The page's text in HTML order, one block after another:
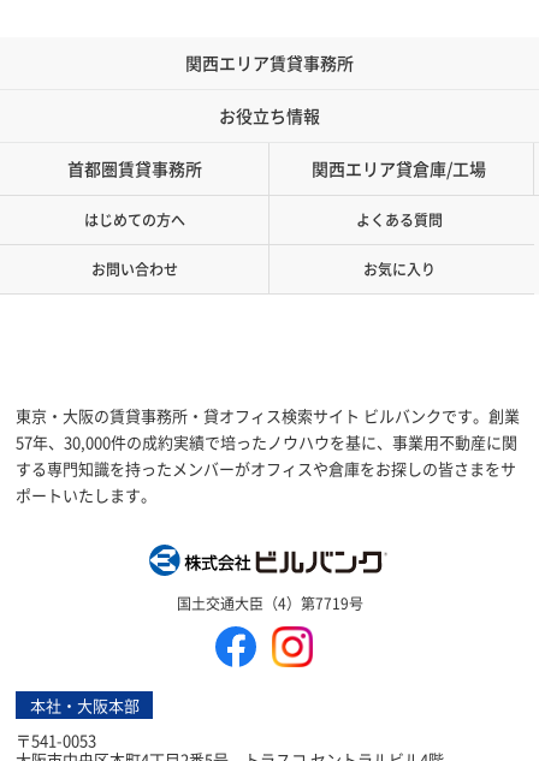
関西エリア賃貸事務所
お役立ち情報
首都圏賃貸事務所 関西エリア貸倉庫/工場
はじめての方へ よくある質問
お問い合わせ お気に入り
東京・大阪の賃貸事務所・貸オフィス検索サイト ビルバンクです。創業
57年、30,000件の成約実績で培ったノウハウを基に、事業用不動産に関
する専門知識を持ったメンバーがオフィスや倉庫をお探しの皆さまをサ
ポートいたします。
国土交通大臣（4）第7719号
本社・大阪本部
〒541-0053